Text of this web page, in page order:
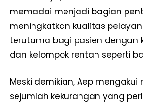
memadai menjadi bagian
meningkatkan kualitas
terutama bagi pasien dengan
dan kelompok rentan seperti
Meski demikian, Aep
sejumlah kekurangan yang